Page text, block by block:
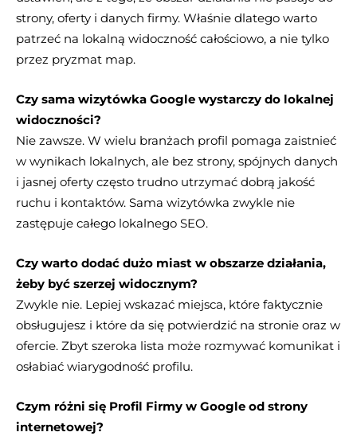
strony, oferty i danych firmy. Właśnie dlatego warto
patrzeć na lokalną widoczność całościowo, a nie tylko
przez pryzmat map.
Czy sama wizytówka Google wystarczy do lokalnej
widoczności?
Nie zawsze. W wielu branżach profil pomaga zaistnieć
w wynikach lokalnych, ale bez strony, spójnych danych
i jasnej oferty często trudno utrzymać dobrą jakość
ruchu i kontaktów. Sama wizytówka zwykle nie
zastępuje całego lokalnego SEO.
Czy warto dodać dużo miast w obszarze działania,
żeby być szerzej widocznym?
Zwykle nie. Lepiej wskazać miejsca, które faktycznie
obsługujesz i które da się potwierdzić na stronie oraz w
ofercie. Zbyt szeroka lista może rozmywać komunikat i
osłabiać wiarygodność profilu.
Czym różni się Profil Firmy w Google od strony
internetowej?